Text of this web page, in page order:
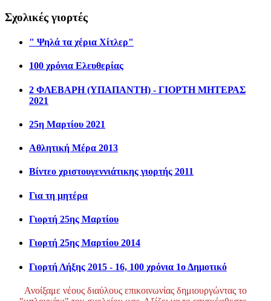
Σχολικές γιορτές
" Ψηλά τα χέρια Χίτλερ"
100 χρόνια Ελευθερίας
2 ΦΛΕΒΑΡΗ (ΥΠΑΠΑΝΤΗ) - ΓΙΟΡΤΗ ΜΗΤΕΡΑΣ
2021
25η Μαρτίου 2021
Αθλητική Μέρα 2013
Βίντεο χριστουγεννιάτικης γιορτής 2011
Για τη μητέρα
Γιορτή 25ης Μαρτίου
Γιορτή 25ης Μαρτίου 2014
Γιορτή Λήξης 2015 - 16, 100 χρόνια 1ο Δημοτικό
Ανοίξαμε νέους διαύλους επικοινωνίας δημιουργώντας το